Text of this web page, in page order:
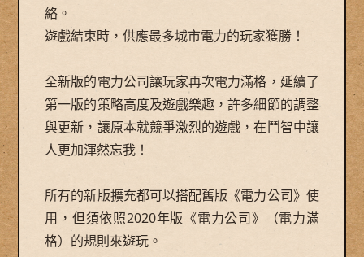
絡。
遊戲結束時，供應最多城市電力的玩家獲勝！
全新版的電力公司讓玩家再次電力滿格，延續了
第一版的策略高度及遊戲樂趣，許多細節的調整
與更新，讓原本就競爭激烈的遊戲，在鬥智中讓
人更加渾然忘我！
所有的新版擴充都可以搭配舊版《電力公司》使
用，但須依照2020年版《電力公司》（電力滿
格）的規則來遊玩。